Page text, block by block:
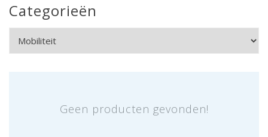
Categorieën
Geen producten gevonden!